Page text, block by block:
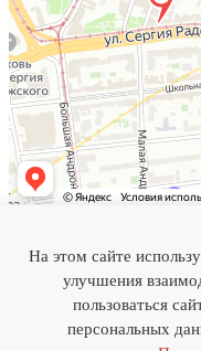
Индивидуальный
Рафэльевич
ИНН 772825339641
ОГРНИП
На этом сайте
улучшения
пользоваться
персональных